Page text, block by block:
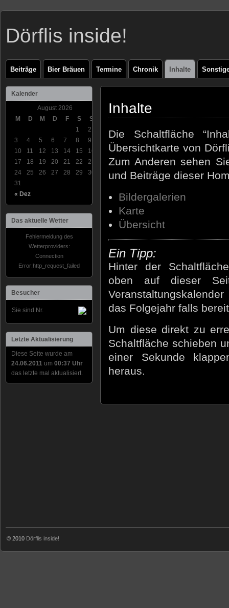
Dörflis inside!
Beiträge Bier Bräuen Termine Chronik Inhalte
Kalender
August 2026
M
D M D F S S
« Dez
1
2
3
4 5 6 7 8
9
10
11 12 13 14 15
16
17
18 19 20 21 22
23
24
25 26 27 28 29
30
31
Das aktuelle Wetter
Fehlermeldung des
Wetterproviders:
Connection
Error:http_request_failed
Besucher
Sie sind Nr.
Letzte Aktualisierung
Diese Seite wurde am
24.06.2011 um 00:37 Uhr
das letzte mal aktualisiert.
Inhalte
Die Schaltfläche
Übersichtkarte von
Zum Anderen sehen
und Beiträge dieser
Bildergalerien
Karte
Übersicht
Ein Tipp:
Hinter der
oben auf dieser
das Folgejahr falls
Um diese direkt zu
Schaltfläche schieben
einer Sekunde
heraus.
© 2010 Dörflis inside!